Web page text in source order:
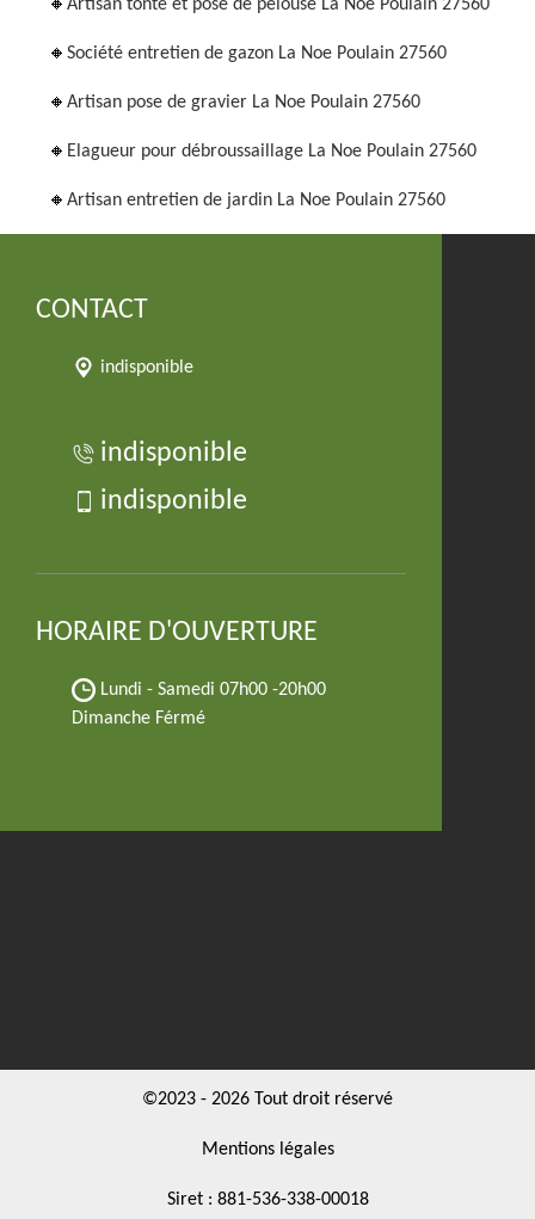
Artisan tonte et pose de pelouse La Noe Poulain 27560
Société entretien de gazon La Noe Poulain 27560
Artisan pose de gravier La Noe Poulain 27560
Elagueur pour débroussaillage La Noe Poulain 27560
Artisan entretien de jardin La Noe Poulain 27560
CONTACT
indisponible
indisponible
indisponible
HORAIRE D'OUVERTURE
Lundi - Samedi 07h00 -20h00
Dimanche Férmé
©2023 - 2026 Tout droit réservé
Mentions légales
Siret : 881-536-338-00018